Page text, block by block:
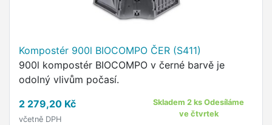
Kompostér 900l BIOCOMPO ČER (S411)
900l kompostér BIOCOMPO v černé barvě je
odolný vlivům počasí.
2 279,20 Kč
včetně DPH
Skladem 2 ks Odesíláme
ve čtvrtek